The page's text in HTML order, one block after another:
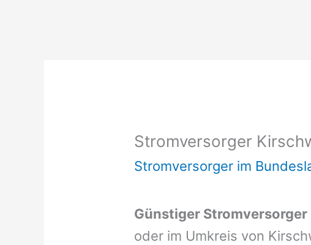
Stromversorger
Stromversorger im
Günstiger
oder im Umkreis von